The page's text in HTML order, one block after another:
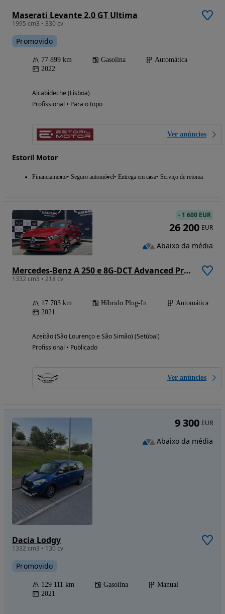
Maserati Levante 2.0 GT Ultima
1995 cm3 • 330 cv
Promovido
77 899 km Gasolina
Automática
2022
Alcabideche (Lisboa)
Profissional • Para o topo
Ver anúncios
Estoril Motor
Financiamento Seguro automóvel Entrega em casa Serviço de retoma
Mercedes-Benz A 250 e 8G-DCT Advanced Progressive
1332 cm3 • 218 cv
17 703 km Híbrido Plug-In
Automática
2021
Azeitão (São Lourenço e São Simão) (Setúbal)
Profissional • Publicado
Ver anúncios
- 1 600 EUR
26 200 EUR
Abaixo da média
Dacia Lodgy
1332 cm3 • 130 cv
Promovido
129 111 km Gasolina
Manual
2021
9 300 EUR
Abaixo da média